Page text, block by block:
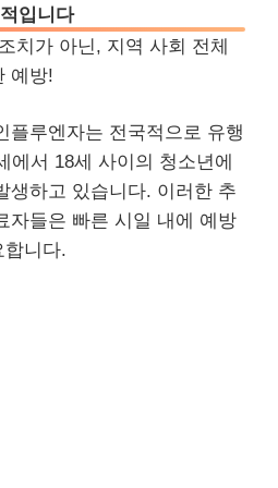
입니다
치가 아닌, 지역 사회 전체
예방!
플루엔자는 전국적으로 유행
에서 18세 사이의 청소년에
생하고 있습니다. 이러한 추
자들은 빠른 시일 내에 예방
합니다.